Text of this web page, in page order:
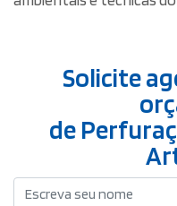
Solicite
de